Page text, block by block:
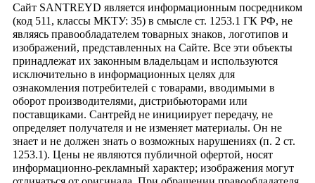
Сайт SANTREYD является информационным посредником
(код 511, классы МКТУ: 35) в смысле ст. 1253.1 ГК РФ, не
являясь правообладателем товарных знаков, логотипов и
изображений, представленных на Сайте. Все эти объекты
принадлежат их законным владельцам и используются
исключительно в информационных целях для
ознакомления потребителей с товарами, вводимыми в
оборот производителями, дистрибьюторами или
поставщиками. Сантрейд не инициирует передачу, не
определяет получателя и не изменяет материалы. Он не
знает и не должен знать о возможных нарушениях (п. 2 ст.
1253.1). Цены не являются публичной офертой, носят
информационно-рекламный характер; изображения могут